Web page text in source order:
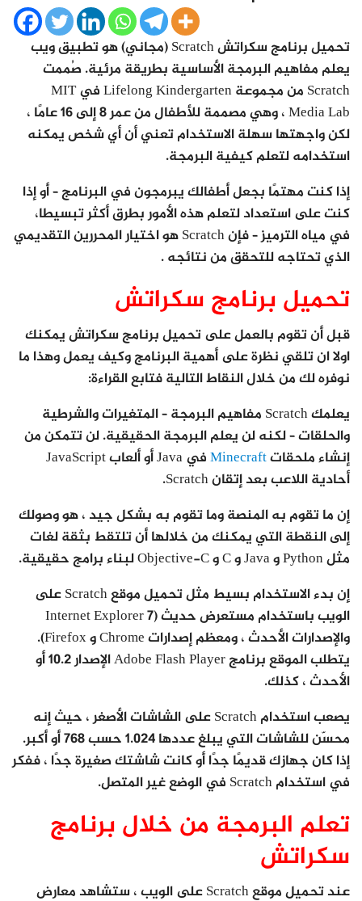
تحميل برنامج سكراتش Scratch (مجاني) هو تطبيق ويب
يعلم مفاهيم البرمجة الأساسية بطريقة مرئية. صُممت
Scratch من مجموعة Lifelong Kindergarten في MIT
Media Lab ، وهي مصممة للأطفال من عمر 8 إلى 16 عامًا ،
لكن واجهتها سهلة الاستخدام تعني أن أي شخص يمكنه
استخدامه لتعلم كيفية البرمجة.
إذا كنت مهتمًا بجعل أطفالك يبرمجون في البرنامج – أو إذا
كنت على استعداد لتعلم هذه الأمور بطرق أكثر تبسيطا،
في مياه الترميز – فإن Scratch هو اختيار المحررين التقديمي
الذي تحتاجه للتحقق من نتائجه .
تحميل برنامج سكراتش
قبل أن تقوم بالعمل على تحميل برنامج سكراتش يمكنك
اولا ان تلقي نظرة على أهمية البرنامج وكيف يعمل وهذا ما
نوفره لك من خلال النقاط التالية فتابع القراءة:
يعلمك Scratch مفاهيم البرمجة – المتغيرات والشرطية
والحلقات – لكنه لن يعلم البرمجة الحقيقية. لن تتمكن من
إنشاء ملحقاتMinecraft
في Java أو ألعاب JavaScript
أحادية اللاعب بعد إتقان Scratch.
إن ما تقوم به المنصة وما تقوم به بشكل جيد ، هو وصولك
إلى النقطة التي يمكنك من خلالها أن تلتقط بثقة لغات
مثل Python و Java و C و Objective-C لبناء برامج حقيقية.
إن بدء الاستخدام بسيط مثل تحميل موقع Scratch على
الويب باستخدام مستعرض حديث (Internet Explorer 7
والإصدارات الأحدث ، ومعظم إصدارات Chrome و Firefox).
يتطلب الموقع برنامج Adobe Flash Player الإصدار 10.2 أو
الأحدث ، كذلك.
يصعب استخدام Scratch على الشاشات الأصغر ، حيث إنه
محسّن للشاشات التي يبلغ عددها 1.024 حسب 768 أو أكبر.
إذا كان جهازك قديمًا جدًا أو كانت شاشتك صغيرة جدًا ، ففكر
في استخدام Scratch في الوضع غير المتصل.
تعلم البرمجة من خلال برنامج
سكراتش
عند تحميل موقع Scratch على الويب ، ستشاهد معارض